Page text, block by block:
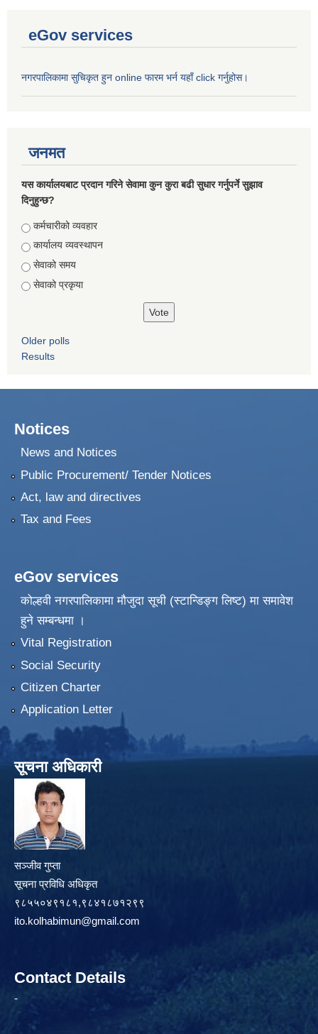
eGov services
नगरपालिकामा सुचिकृत हुन online फारम भर्न यहाँ click गर्नुहोस।
जनमत
यस कार्यालयबाट प्रदान गरिने सेवामा कुन कुरा बढी सुधार गर्नुपर्ने सुझाव
दिनुहुन्छ?
Choices
कर्मचारीको व्यवहार
कार्यालय व्यवस्थापन
सेवाको समय
सेवाको प्रकृया
Older polls
Results
Notices
News and Notices
Public Procurement/ Tender Notices
Act, law and directives
Tax and Fees
eGov services
कोल्हवी नगरपालिकामा मौजुदा सूची (स्टान्डिङ्ग लिष्ट) मा समावेश
हुने सम्बन्धमा ।
Vital Registration
Social Security
Citizen Charter
Application Letter
सूचना अधिकारी
सञ्जीव गुप्ता
सूचना प्रविधि अधिकृत
९८५५०४९१८१,९८४१८७१२९९
ito.kolhabimun@gmail.com
Contact Details
-